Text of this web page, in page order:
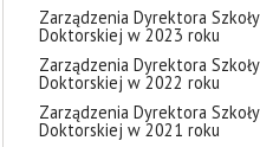
Zarządzenia Dyrektora Szkoły
Doktorskiej w 2023 roku
Zarządzenia Dyrektora Szkoły
Doktorskiej w 2022 roku
Zarządzenia Dyrektora Szkoły
Doktorskiej w 2021 roku